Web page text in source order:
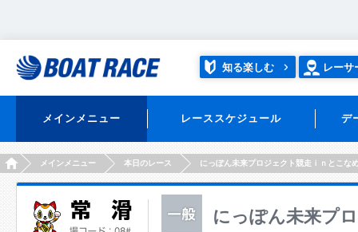
知る楽しむ レーサ
メインメニュー レーススケジュール デ
HOMEメインメニュー 本日のレース にっぽん未来プロジェクト競走ｉｎとこな
にっぽん未来プ